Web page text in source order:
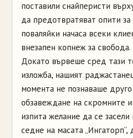
поставили снайперисти
да предотвратяват опити за
поваляйки начаса всеки
внезапен копнеж за свобода.
Докато вървеше сред тази
изложба, нашият
момента не познаваше
обзавеждане на скромните
изпита желание да се засели
седне на масата „Ингаторп“,